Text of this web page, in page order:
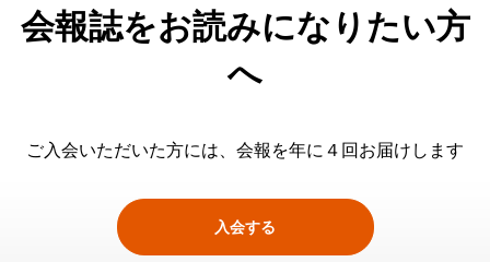
会報誌をお読みになりたい方
へ
ご入会いただいた方には、会報を年に４回お届けします
入会する